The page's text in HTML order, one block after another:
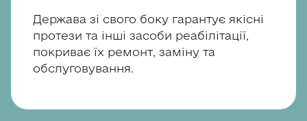
рукавиці;
наколінники;
подушки протипролежневі;
Держава зі свого боку гарантує якісні
протези та інші засоби реабілітації,
покриває їх ремонт, заміну та
обслуговування.